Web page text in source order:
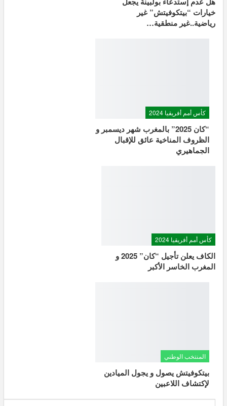
خيارات “بيتكوفيتش” غير
رياضية..غير منطقية…
كأس أمم أفريقيا 2024
“كان 2025” بالمغرب شهر ديسمبر و
الظروف المناخية عائق للإقبال
الجماهيري
كأس أمم أفريقيا 2024
الكاف يعلن تأجيل “كان” 2025 و
المغرب الخاسر الأكبر
المنتخب الوطني
بيتكوفيتش يصول و يجول الميادين
لإكتشاف اللاعبين